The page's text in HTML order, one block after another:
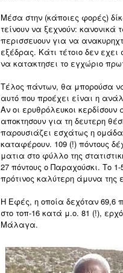
Μέσα στην (κάποιες φορές)
τείνουν να ξεχνούν:
περισσευουν για να
εξέδρας. Κάτι τέτοιο δεν
να κατακτησει το εγχώριο
Τέλος πάντων, θα μπορούσα
αυτό που προέχει είναι η
Αν οι ερυθρόλευκοι
αποκτησουν για τη δευτερη
παρουσιάζει εσχάτως η ομάδα
καταφέρουν. 109 (!) πόντους
ματια στο φύλλο της
27 πόντους ο Παραχούσκι. Το
πρότινος καλύτερη άμυνα της
Η Εφές, η οποία δεχόταν 69,6
στο τοπ-16 κατά μ.ο. 81 (!),
Μάλαγα.